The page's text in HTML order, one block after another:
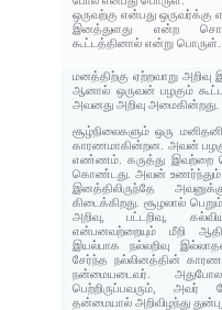
ஒருவற்கு என்பது
இனத்துளது என்ற
கூட்டத்தினால் என்று பொருள்.
மனத்திற்கு ஏற்றவாறு
ஆனால் ஒருவன் பழகும்
அவனது அறிவு அமைகின்றது.
சூழ்நிலைகளும் ஒரு
காரணமாகின்றன. அவன்
எண்ணம். கருத்து இவற்றை
கொண்டது. அவன் உணர்ந்தும்
இனத்திலிருந்தே
கிடைக்கிறது. சூழலால்
அறிவு, பட்டறிவு,
என்பனவற்றையும் மீறி
இயல்பாக நல்லறிவு
சேர்ந்த நல்லினத்தின்
நன்மையடைவர்.
பெற்றிருப்பவரும்,
தன்மையால் அறிவிழந்து